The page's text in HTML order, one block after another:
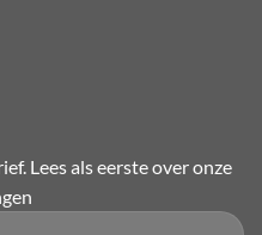
Lees als eerste over onze